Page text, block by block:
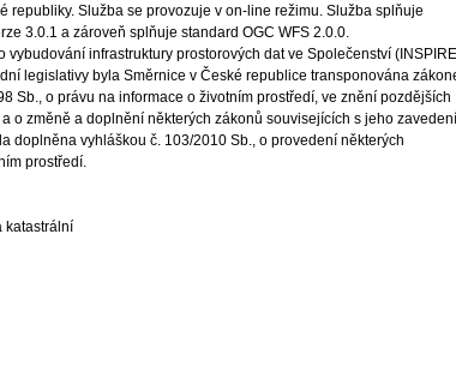
republiky. Služba se provozuje v on-line režimu. Služba splňuje
3.0.1 a zároveň splňuje standard OGC WFS 2.0.0.
infrastruktury prostorových dat ve Společenství
legislativy byla Směrnice v České republice transponována
Sb., o právu na informace o životním prostředí, ve znění pozdějších
o změně a doplnění některých zákonů souvisejících s jeho
doplněna vyhláškou č. 103/2010 Sb., o provedení některých
prostředí.
katastrální